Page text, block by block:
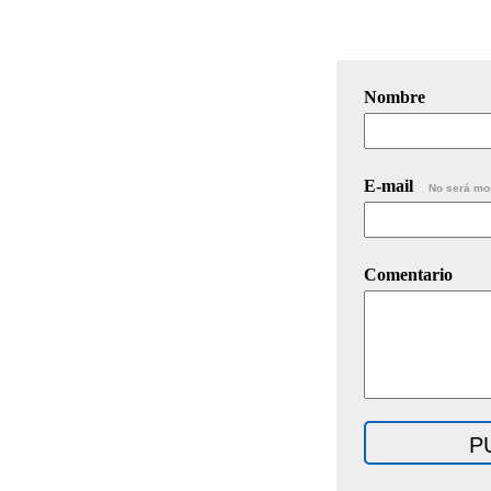
Nombre
E-mail No será
Comentario